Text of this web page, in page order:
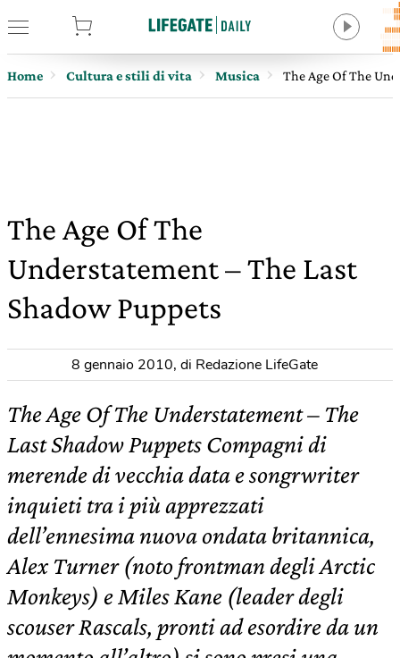
Home Cultura e stili di vita Musica The Age Of The
The Age Of The
Understatement – The Last
Shadow Puppets
8 gennaio 2010, di Redazione LifeGate
The Age Of The Understatement – The
Last Shadow Puppets Compagni di
merende di vecchia data e songrwriter
inquieti tra i più apprezzati
dell’ennesima nuova ondata britannica,
Alex Turner (noto frontman degli Arctic
Monkeys) e Miles Kane (leader degli
scouser Rascals, pronti ad esordire da un